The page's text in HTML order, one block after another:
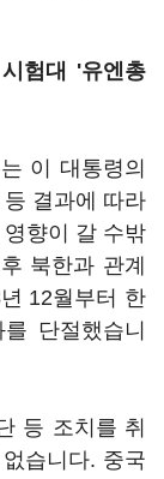
험대 '유엔총
이 대통령의
결과에 따라
향이 갈 수밖
북한과 관계
12월부터 한
단절했습니
등 조치를 취
습니다. 중국